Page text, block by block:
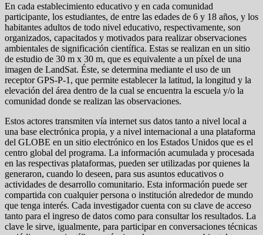
En cada establecimiento educativo y en cada comunidad
participante, los estudiantes, de entre las edades de 6 y 18 años, y los
habitantes adultos de todo nivel educativo, respectivamente, son
organizados, capacitados y motivados para realizar observaciones
ambientales de significación científica. Estas se realizan en un sitio
de estudio de 30 m x 30 m, que es equivalente a un píxel de una
imagen de LandSat. Éste, se determina mediante el uso de un
receptor GPS-P-1, que permite establecer la latitud, la longitud y la
elevación del área dentro de la cual se encuentra la escuela y/o la
comunidad donde se realizan las observaciones.
Estos actores transmiten vía internet sus datos tanto a nivel local a
una base electrónica propia, y a nivel internacional a una plataforma
del GLOBE en un sitio electrónico en los Estados Unidos que es el
centro global del programa. La información acumulada y procesada
en las respectivas plataformas, pueden ser utilizadas por quienes la
generaron, cuando lo deseen, para sus asuntos educativos o
actividades de desarrollo comunitario. Esta información puede ser
compartida con cualquier persona o institución alrededor de mundo
que tenga interés. Cada investigador cuenta con su clave de acceso
tanto para el ingreso de datos como para consultar los resultados. La
clave le sirve, igualmente, para participar en conversaciones técnicas